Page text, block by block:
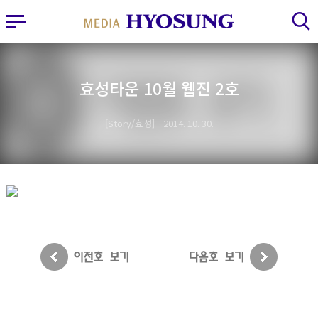
MY FRIEND HYOSUNG
사이드바 열기 검색 레이어 열기
효성타운 10월 웹진 2호
Story/효성 2014. 10. 30.